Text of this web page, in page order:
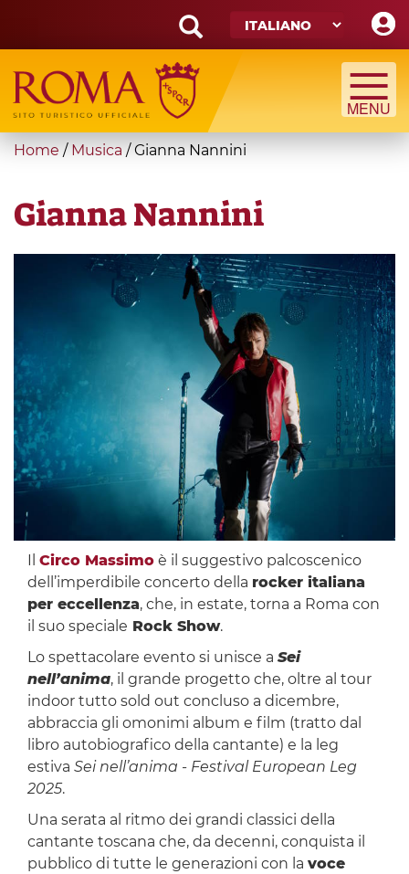
main
content
Search
form
Cerca
You
here
Home / Musica /Gianna Nannini
Gianna Nannini
Circo Massimoè il suggestivo palcoscenico
dell’imperdibile concerto della rocker italiana
per eccellenza, che, in estate, torna a Roma con
il suo speciale Rock Show.
Lo spettacolare evento si unisce a Sei
nell’anima, il grande progetto che, oltre al tour
indoor tutto sold out concluso a dicembre,
abbraccia gli omonimi album e film (tratto dal
libro autobiografico della cantante) e la leg
estiva Sei nell’anima - Festival European Leg
2025.
Una serata al ritmo dei grandi classici della
cantante toscana che, da decenni, conquista il
pubblico di tutte le generazioni con la voce